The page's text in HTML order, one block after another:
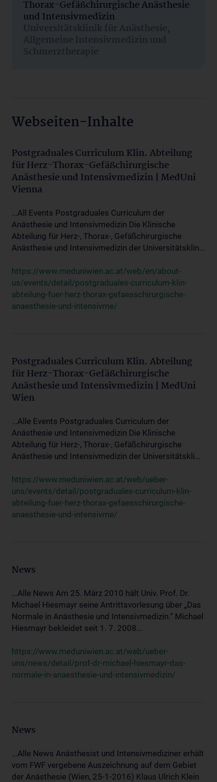
Thorax-Gefäßchirurgische Anästhesie
und Intensivmedizin
Universitätsklinik für Anästhesie,
Allgemeine Intensivmedizin und
Schmerztherapie
Webseiten-Inhalte
Postgraduales Curriculum Klin. Abteilung
für Herz-Thorax-Gefäßchirurgische
Anästhesie und Intensivmedizin | MedUni
Vienna
...All Events Postgraduales Curriculum der
Anästhesie und Intensivmedizin Die Klinische
Abteilung für Herz-, Thorax-, Gefäßchirurgische
Anästhesie und Intensivmedizin der Universitätsklin...
https://www.meduniwien.ac.at/web/en/about-
us/events/detail/postgraduales-curriculum-klin-
abteilung-fuer-herz-thorax-gefaesschirurgische-
anaesthesie-und-intensivme/
Postgraduales Curriculum Klin. Abteilung
für Herz-Thorax-Gefäßchirurgische
Anästhesie und Intensivmedizin | MedUni
Wien
...Alle Events Postgraduales Curriculum der
Anästhesie und Intensivmedizin Die Klinische
Abteilung für Herz-, Thorax-, Gefäßchirurgische
Anästhesie und Intensivmedizin der Universitätskli...
https://www.meduniwien.ac.at/web/ueber-
uns/events/detail/postgraduales-curriculum-klin-
abteilung-fuer-herz-thorax-gefaesschirurgische-
anaesthesie-und-intensivme/
News
...Alle News Am 25. März 2010 hält Univ. Prof. Dr.
Michael Hiesmayr seine Antrittsvorlesung über „Das
Normale in Anästhesie und Intensivmedizin.“ Michael
Hiesmayr bekleidet seit 1. 7. 2008...
https://www.meduniwien.ac.at/web/ueber-
uns/news/detail/prof-dr-michael-hiesmayr-das-
normale-in-anaesthesie-und-intensivmedizin/
News
...Alle News Anästhesist und Intensivmediziner erhält
vom FWF vergebene Auszeichnung auf dem Gebiet
der Anästhesie (Wien, 25-1-2016) Klaus Ulrich Klein